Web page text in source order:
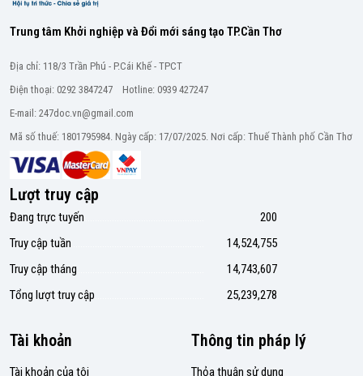
Trung tâm Khởi nghiệp và Đổi mới sáng tạo TP.Cần Thơ
Địa chỉ: 118/3 Trần Phú - P.Cái Khế - TPCT
Điện thoại: 0292 3847247 Hotline: 0939 427247
E-mail: 247doc.vn@gmail.com
Mã số thuế: 1801795984. Ngày cấp: 17/07/2025. Nơi cấp: Thuế Thành phố Cần Thơ
Lượt truy cập
Đang trực tuyến
200
Truy cập tuần
14,524,755
Truy cập tháng
14,743,607
Tổng lượt truy cập
25,239,278
Tài khoản
Tài khoản của tôi
Thông tin pháp lý
Thỏa thuận sử dụng